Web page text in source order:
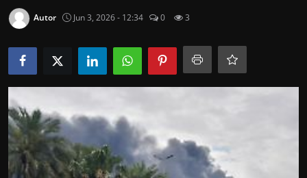
Aktuelles
Kultur & Unterhaltung
Lifestyle & Gesellschaft
Sport & Freizeit
Tech & IT-Security
Wirtschaft
Autor Jun 3, 2026 - 12:34 0 3